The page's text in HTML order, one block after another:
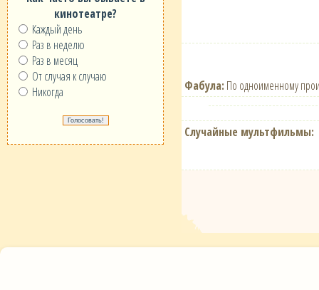
кинотеатре?
Каждый день
Раз в неделю
Раз в месяц
От случая к случаю
Никогда
Фабула: По одноименному
Случайные мультфильмы: